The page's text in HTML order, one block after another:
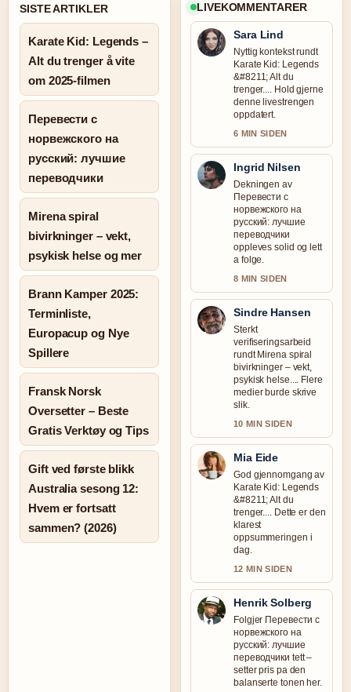
SISTE ARTIKLER
Karate Kid: Legends –
Alt du trenger å vite
om 2025-filmen
Перевести с
норвежского на
русский: лучшие
переводчики
Mirena spiral
bivirkninger – vekt,
psykisk helse og mer
Brann Kamper 2025:
Terminliste,
Europacup og Nye
Spillere
Fransk Norsk
Oversetter – Beste
Gratis Verktøy og Tips
Gift ved første blikk
Australia sesong 12:
Hvem er fortsatt
sammen? (2026)
LIVEKOMMENTARER
Sara Lind
Nyttig kontekst rundt
Karate Kid: Legends
&#8211; Alt du
trenger.... Hold gjerne
denne livestrengen
oppdatert.
6 MIN SIDEN
Ingrid Nilsen
Dekningen av
Перевести с
норвежского на
русский: лучшие
переводчики
oppleves solid og lett
a folge.
8 MIN SIDEN
Sindre Hansen
Sterkt
verifiseringsarbeid
rundt Mirena spiral
bivirkninger – vekt,
psykisk helse.... Flere
medier burde skrive
slik.
10 MIN SIDEN
Mia Eide
God gjennomgang av
Karate Kid: Legends
&#8211; Alt du
trenger.... Dette er den
klarest
oppsummeringen i
dag.
12 MIN SIDEN
Henrik Solberg
Folgjer Перевести с
норвежского на
русский: лучшие
переводчики tett –
setter pris pa den
balanserte tonen her.